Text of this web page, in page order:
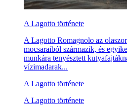
A Lagotto története
A Lagotto Romagnolo az
mocsaraiból származik, és
munkára tenyésztett
vízimadarak...
A Lagotto története
A Lagotto története